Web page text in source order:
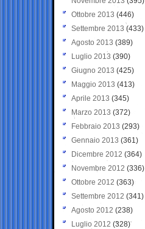
Ottobre 2013 (446)
Settembre 2013 (433)
Agosto 2013 (389)
Luglio 2013 (390)
Giugno 2013 (425)
Maggio 2013 (413)
Aprile 2013 (345)
Marzo 2013 (372)
Febbraio 2013 (293)
Gennaio 2013 (361)
Dicembre 2012 (364)
Novembre 2012 (336)
Ottobre 2012 (363)
Settembre 2012 (341)
Agosto 2012 (238)
Luglio 2012 (328)